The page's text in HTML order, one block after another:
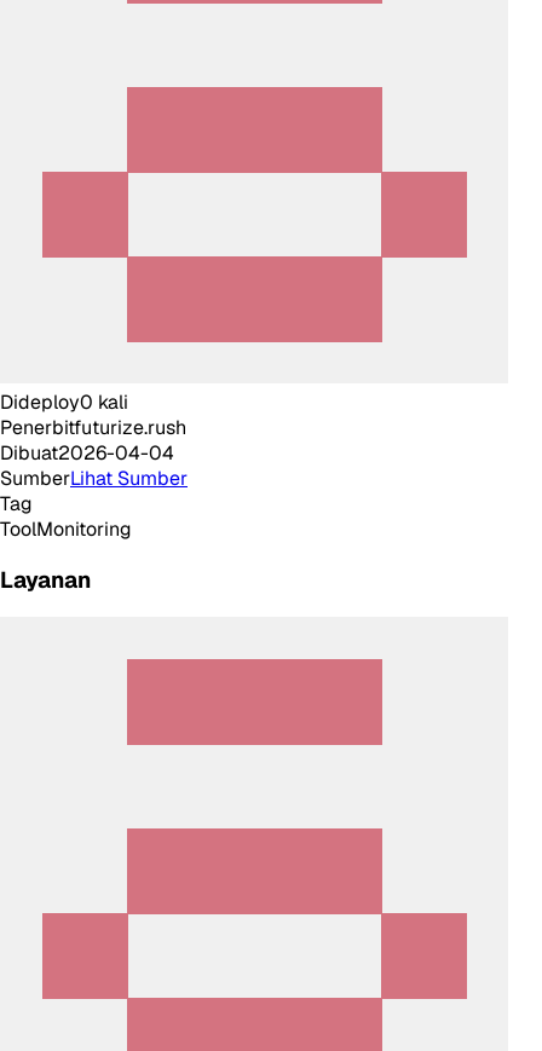
Dideploy0 kali
Penerbitfuturize.rush
Dibuat2026-04-04
SumberLihat Sumber
Tag
ToolMonitoring
Layanan